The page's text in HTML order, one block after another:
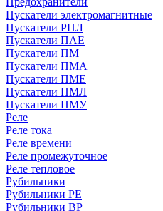
Пускатели электромагнитные
Пускатели РПЛ
Пускатели ПАЕ
Пускатели ПМ
Пускатели ПМА
Пускатели ПМЕ
Пускатели ПМЛ
Пускатели ПМУ
Реле
Реле тока
Реле времени
Реле промежуточное
Реле тепловое
Рубильники
Рубильники РЕ
Рубильники ВР